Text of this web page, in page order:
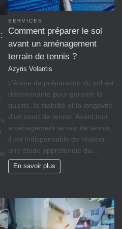
SERVICES
Comment préparer le sol
avant un aménagement
terrain de tennis ?
Azyris Volantis
L’étape de préparation du sol est
déterminante pour garantir la
qualité, la stabilité et la longévité
d’un court de tennis. Avant tout
aménagement terrain de tennis,
il est indispensable de réaliser
une étude approfondie du…
En savoir plus